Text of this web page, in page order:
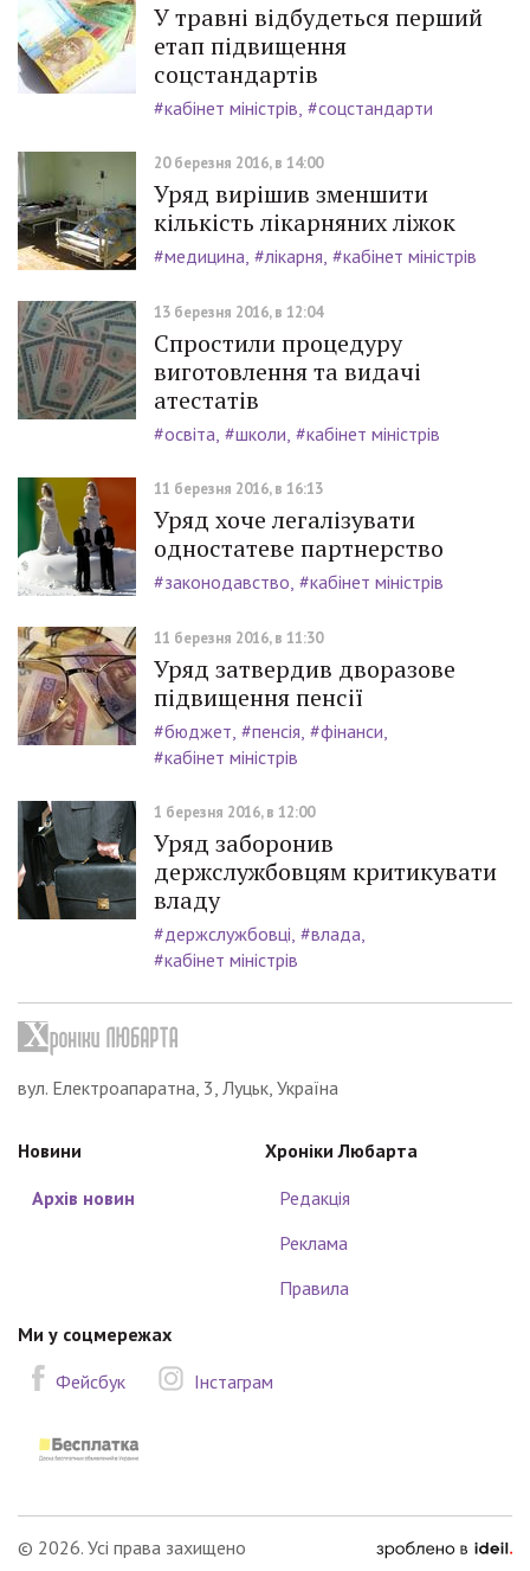
У травні відбудеться перший
етап підвищення
соцстандартів
#кабінет міністрів #соцстандарти
20 березня 2016, в 14:00
Уряд вирішив зменшити
кількість лікарняних ліжок
#медицина #лікарня #кабінет міністрів
13 березня 2016, в 12:04
Спростили процедуру
виготовлення та видачі
атестатів
#освіта #школи #кабінет міністрів
11 березня 2016, в 16:13
Уряд хоче легалізувати
одностатеве партнерство
#законодавство #кабінет міністрів
11 березня 2016, в 11:30
Уряд затвердив дворазове
підвищення пенсії
#бюджет #пенсія #фінанси
#кабінет міністрів
1 березня 2016, в 12:00
Уряд заборонив
держслужбовцям критикувати
владу
#держслужбовці #влада
#кабінет міністрів
вул. Електроапаратна, 3, Луцьк, Україна
Новини
Архів новин
Хроніки Любарта
Редакція
Реклама
Правила
Ми у соцмережах
Фейсбук
Інстаграм
© 2026. Усі права захищено
зроблено